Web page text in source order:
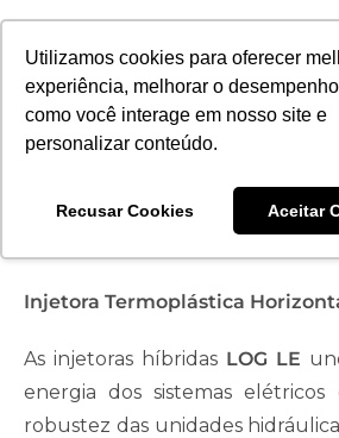
Utilizamos cookies para oferecer
experiência, melhorar o
como você interage em nosso site e
personalizar conteúdo.
Recusar Cookies Aceitar
Injetora
Injetora Termoplástica
As injetoras híbridas LOG LE
energia dos sistemas
robustez das unidades